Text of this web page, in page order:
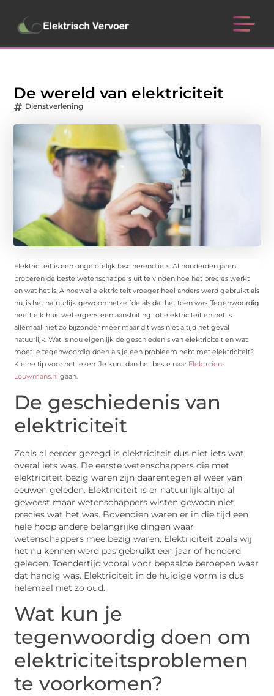
De wereld van elektriciteit
Dienstverlening
Elektriciteit is een ongelofelijk fascinerend iets. Al honderden jaren
proberen de beste wetenschappers uit te vinden hoe het precies werkt
en wat het is. Alhoewel elektriciteit vroeger heel anders werd gebruikt als
nu, is het natuurlijk gewoon hetzelfde als dat het toen was. Tegenwoordig
heeft elk huis wel ergens een aansluiting tot elektriciteit en het is
allemaal niet zo bijzonder meer maar dit was niet altijd het geval
natuurlijk. Wat is nou eigenlijk de geschiedenis van elektriciteit en wat
moet je tegenwoordig doen als je een probleem hebt met elektriciteit?
Kleine tip voor het lezen: Je kunt dan het beste naar Elektrcien-
Louwmans.nl gaan.
De geschiedenis van
elektriciteit
Zoals al eerder gezegd is elektriciteit dus niet iets wat
overal iets was. De eerste wetenschappers die met
elektriciteit bezig waren zijn daarentegen al weer van
eeuwen geleden. Elektriciteit is er natuurlijk altijd al
geweest maar wetenschappers wisten gewoon niet
precies wat het was. Bovendien waren er in die tijd een
hele hoop andere belangrijke dingen waar
wetenschappers mee bezig waren. Elektriciteit zoals wij
het nu kennen werd pas gebruikt een jaar of honderd
geleden. Toendertijd vooral voor bepaalde beroepen waar
dat handig was. Elektriciteit in de huidige vorm is dus
helemaal niet zo oud.
Wat kun je
tegenwoordig doen om
elektriciteitsproblemen
te voorkomen?